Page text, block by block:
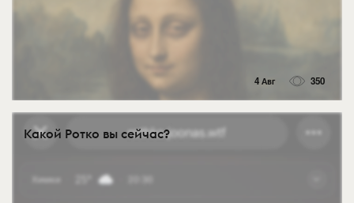
4 Авг 350
Какой Ротко вы сейчас?